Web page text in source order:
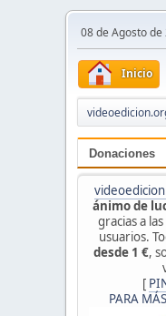
08 de Agosto
Inicio
Donaciones
ánimo de
gracias a las
usuarios.
desde 1 €,
[
PARA